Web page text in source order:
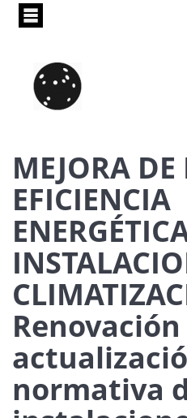
Pasar
principal
MEJORA DE
EFICIENCIA
normativa